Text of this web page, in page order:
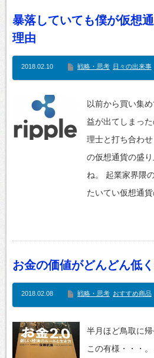
暴落していても僕が仮想
理由
2018.02.10 戦略・思考 日々の出来事
以前から買い集
益が出てしまっ
理士と打ち合わ
の仮想通貨の盛
ね。 起業家界隈
たいてい仮想通
お金の価値がどんどん低
2018.02.08 戦略・思考 おすすめ商品
半月ほど鳥取に
この有様・・・